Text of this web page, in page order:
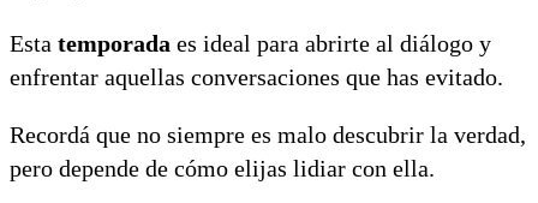
Esta temporada es ideal para abrirte al diálogo y
enfrentar aquellas conversaciones que has evitado.
Recordá que no siempre es malo descubrir la verdad,
pero depende de cómo elijas lidiar con ella.